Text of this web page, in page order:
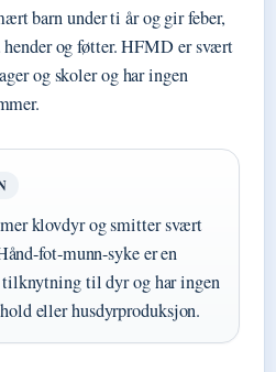
barn under ti år og gir feber,
og føtter. HFMD er svært
og skoler og har ingen
klovdyr og smitter svært
fot-munn-syke er en
tilknytning til dyr og har ingen
eller husdyrproduksjon.